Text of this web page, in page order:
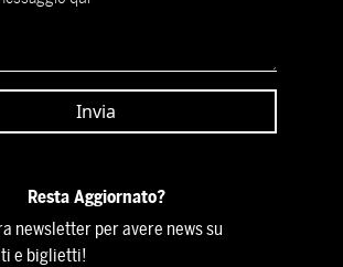
Resta Aggiornato?
newsletter per avere news su
e biglietti!